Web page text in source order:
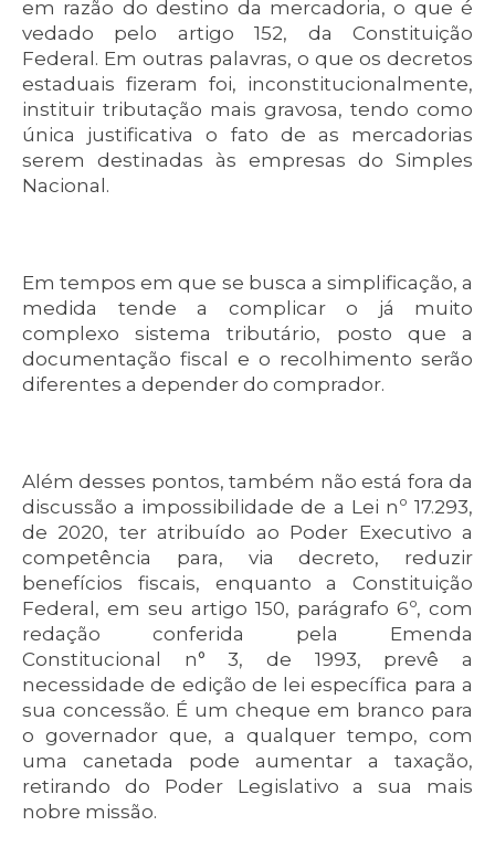
em razão do destino da mercadoria, o que é
vedado pelo artigo 152, da Constituição
Federal. Em outras palavras, o que os decretos
estaduais fizeram foi, inconstitucionalmente,
instituir tributação mais gravosa, tendo como
única justificativa o fato de as mercadorias
serem destinadas às empresas do Simples
Nacional.
Em tempos em que se busca a simplificação, a
medida tende a complicar o já muito
complexo sistema tributário, posto que a
documentação fiscal e o recolhimento serão
diferentes a depender do comprador.
Além desses pontos, também não está fora da
discussão a impossibilidade de a Lei nº 17.293,
de 2020, ter atribuído ao Poder Executivo a
competência para, via decreto, reduzir
benefícios fiscais, enquanto a Constituição
Federal, em seu artigo 150, parágrafo 6º, com
redação conferida pela Emenda
Constitucional n° 3, de 1993, prevê a
necessidade de edição de lei específica para a
sua concessão. É um cheque em branco para
o governador que, a qualquer tempo, com
uma canetada pode aumentar a taxação,
retirando do Poder Legislativo a sua mais
nobre missão.